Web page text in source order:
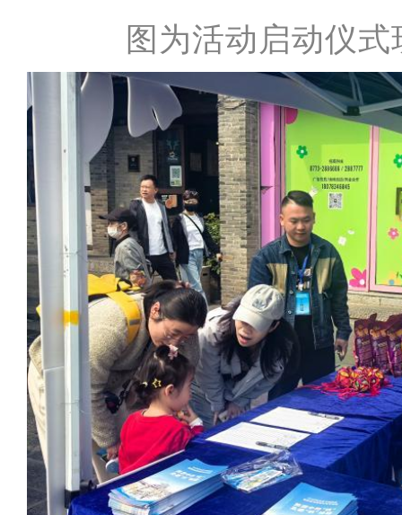
图为活动启动仪